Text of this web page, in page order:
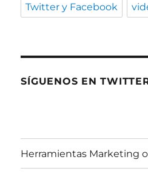
Twitter y Facebook
SÍGUENOS EN
Herramientas Marketing